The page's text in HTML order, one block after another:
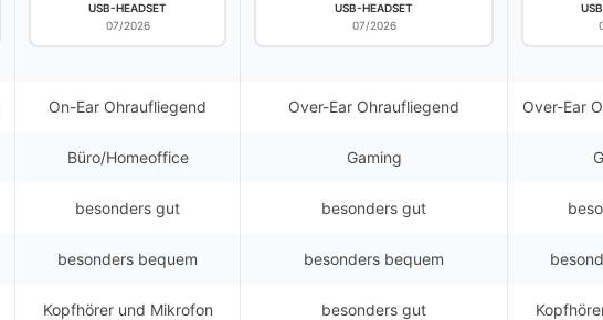
USB-HEADSET
07/2026
USB-HEADSET
07/2026
On-Ear Ohraufliegend Over-Ear Ohraufliegend Over-Ear
Büro/Homeoffice Gaming
besonders gut besonders gut
besonders bequem besonders bequem
Kopfhörer und Mikrofon besonders gut